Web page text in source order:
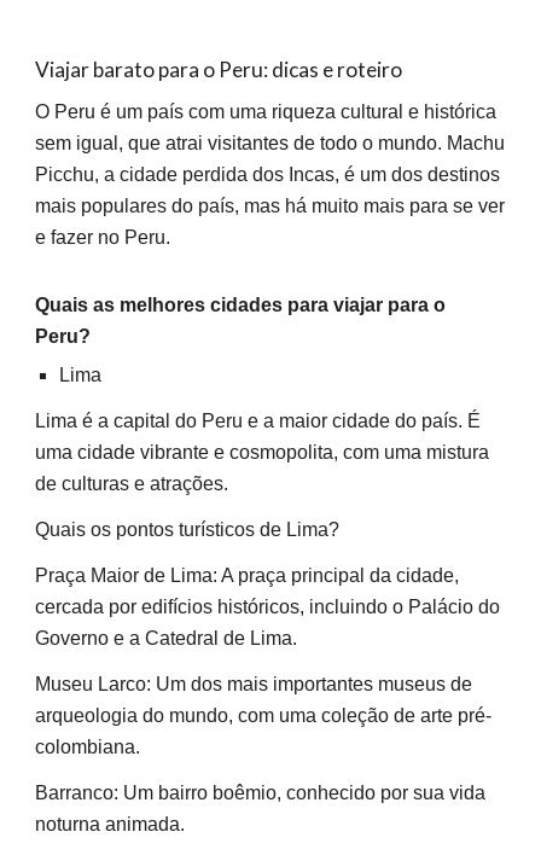
Viajar barato para o Peru: dicas e roteiro
O Peru é um país com uma riqueza cultural e histórica
sem igual, que atrai visitantes de todo o mundo. Machu
Picchu, a cidade perdida dos Incas, é um dos destinos
mais populares do país, mas há muito mais para se ver
e fazer no Peru.
Quais as melhores cidades para viajar para o
Peru?
Lima
Lima é a capital do Peru e a maior cidade do país. É
uma cidade vibrante e cosmopolita, com uma mistura
de culturas e atrações.
Quais os pontos turísticos de Lima?
Praça Maior de Lima: A praça principal da cidade,
cercada por edifícios históricos, incluindo o Palácio do
Governo e a Catedral de Lima.
Museu Larco: Um dos mais importantes museus de
arqueologia do mundo, com uma coleção de arte pré-
colombiana.
Barranco: Um bairro boêmio, conhecido por sua vida
noturna animada.